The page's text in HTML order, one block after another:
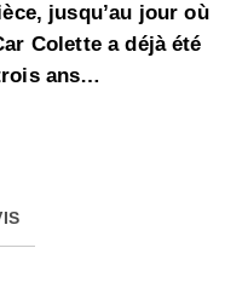
jusqu’au jour où
Colette a déjà été
ans…